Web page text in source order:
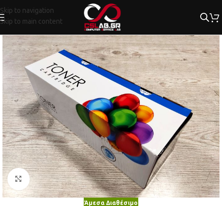
Skip to navigation
Skip to main content
Κλικ για μεγέθυνση
Άμεσα Διαθέσιμο